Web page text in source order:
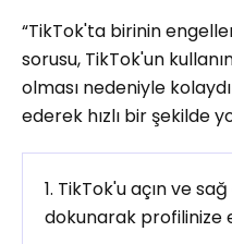
“TikTok'ta birinin
sorusu, TikTok'un
olması nedeniyle
ederek hızlı bir şekilde
1. TikTok'u açın ve
dokunarak profilinize